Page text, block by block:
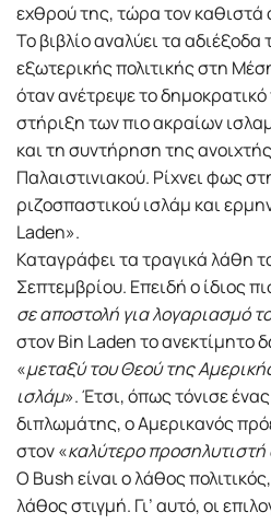
εχθρού της, τώρα τον καθιστά
Το βιβλίο αναλύει τα αδιέξοδα
εξωτερικής πολιτικής στη
όταν ανέτρεψε το
στήριξη των πιο ακραίων
και τη συντήρηση της
Παλαιστινιακού. Ρίχνει φως
ριζοσπαστικού ισλάμ και
Laden».
Καταγράφει τα τραγικά λάθη
Σεπτεμβρίου. Επειδή ο ίδιος
σε αποστολή για λογαριασμό
στον Bin Laden το ανεκτίμητο
«μεταξύ του Θεού της
ισλάμ». Έτσι, όπως τόνισε
διπλωμάτης, ο Αμερικανός
στον «καλύτερο
Ο Bush είναι ο λάθος
λάθος στιγμή. Γι’ αυτό, οι